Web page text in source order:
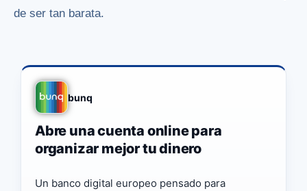
de ser tan barata.
bunq
Abre una cuenta online para
organizar mejor tu dinero
Un banco digital europeo pensado para